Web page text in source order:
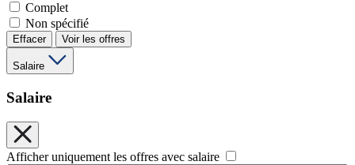
Complet
Non spécifié
Effacer Voir les offres
Salaire
Salaire
Afficher uniquement les offres avec salaire